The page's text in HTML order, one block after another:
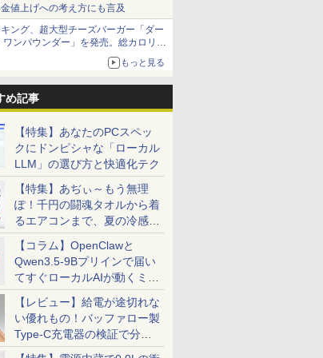
値上げへの考え方にも言及
ング、超大型チーズバーガー「ダー
ワンパウンダー」を発売。総カロリー
もっと見る
め記事
【特集】あなたのPCスペッ
クにドンピシャな「ローカル
LLM」の選び方と快適化テク
【特集】あぢぃ～もう無理
ぽ！千円の闘魂タオルから着
るエアコンまで、夏の冷感グ
ッズ一挙紹介
【コラム】OpenClawと
Qwen3.5-9Bプリインで届い
てすぐローカルAIが動くミニ
PC「SER9 Pro」
【レビュー】給電が途切れな
い優れもの！バッファロー製
Type-C充電器の検証で分か
ったこと